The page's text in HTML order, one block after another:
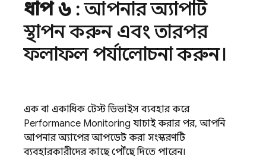
ধাপ ৬ : আপনার অ্যাপটি
স্থাপন করুন এবং তারপর
ফলাফল পর্যালোচনা করুন।
এক বা একাধিক টেস্ট ডিভাইস ব্যবহার করে
Performance Monitoring যাচাই করার পর, আপনি
আপনার অ্যাপের আপডেট করা সংস্করণটি
ব্যবহারকারীদের কাছে পৌঁছে দিতে পারেন।